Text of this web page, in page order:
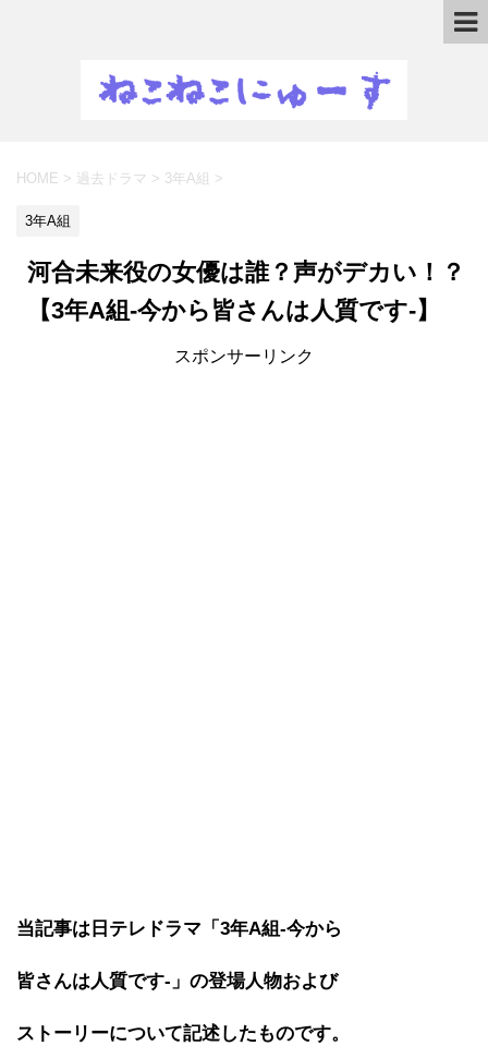
HOME > 過去ドラマ > 3年A組 >
3年A組
河合未来役の女優は誰？声がデカい！？
【3年A組-今から皆さんは人質です-】
スポンサーリンク
当記事は日テレドラマ「3年A組-今から
皆さんは人質です-」の登場人物および
ストーリーについて記述したものです。